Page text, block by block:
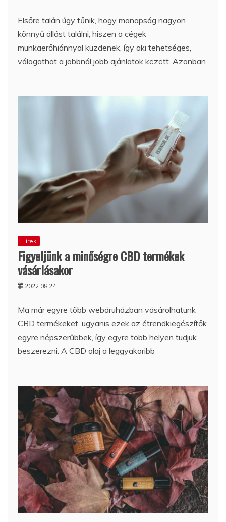
Elsőre talán úgy tűnik, hogy manapság nagyon
könnyű állást találni, hiszen a cégek
munkaerőhiánnyal küzdenek, így aki tehetséges,
válogathat a jobbnál jobb ajánlatok között. Azonban
Hírek
Figyeljünk a minőségre CBD termékek
vásárlásakor
2022.08.24.
Ma már egyre több webáruházban vásárolhatunk
CBD termékeket, ugyanis ezek az étrendkiegészítők
egyre népszerűbbek, így egyre több helyen tudjuk
beszerezni. A CBD olaj a leggyakoribb